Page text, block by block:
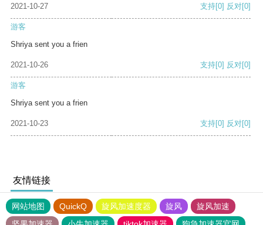
2021-10-27 支持[0] 反对[0]
游客
Shriya sent you a frien
2021-10-26 支持[0] 反对[0]
游客
Shriya sent you a frien
2021-10-23 支持[0] 反对[0]
友情链接
网站地图 QuickQ 旋风加速度器 旋风
旋风加速